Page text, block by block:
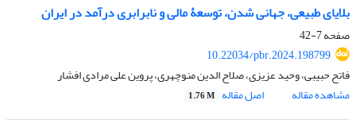
بلایای طبیعی، جهانی‏ شدن، توسعۀ مالی و نابرابری درآمد در ایران
صفحه7-42
10.22034/pbr.2024.198799
فاتح حبیبی، وحید عزیزی، صلاح الدین منوچهری، پروین علی مرادی افشار
مشاهده مقاله
اصل مقاله 1.76 M